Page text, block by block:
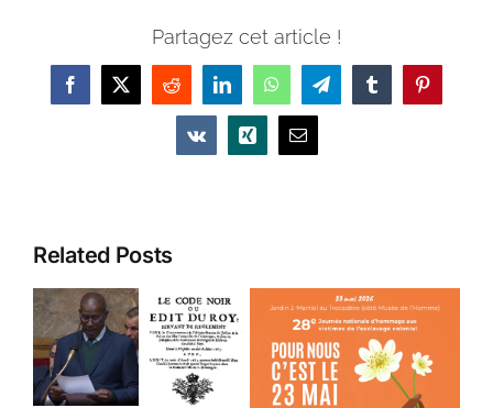
Partagez cet article !
Facebook
X Reddit LinkedInWhatsAppTelegramTumblrPinterest
Vk Xing Email
Related Posts